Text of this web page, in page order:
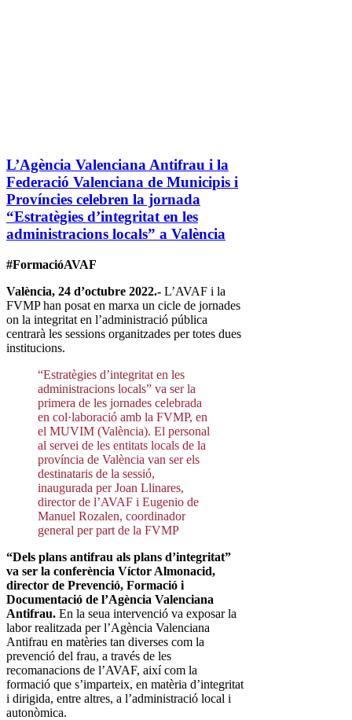
L’Agència Valenciana Antifrau i la
Federació Valenciana de Municipis i
Províncies celebren la jornada
“Estratègies d’integritat en les
administracions locals” a València
#FormacióAVAF
València, 24 d’octubre 2022.- L’AVAF i la
FVMP han posat en marxa un cicle de jornades
on la integritat en l’administració pública
centrarà les sessions organitzades per totes dues
institucions.
“Estratègies d’integritat en les
administracions locals” va ser la
primera de les jornades celebrada
en col·laboració amb la FVMP, en
el MUVIM (València). El personal
al servei de les entitats locals de la
província de València van ser els
destinataris de la sessió,
inaugurada per Joan Llinares,
director de l’AVAF i Eugenio de
Manuel Rozalen, coordinador
general per part de la FVMP
“Dels plans antifrau als plans d’integritat”
va ser la conferència Víctor Almonacid,
director de Prevenció, Formació i
Documentació de l’Agència Valenciana
Antifrau. En la seua intervenció va exposar la
labor realitzada per l’Agència Valenciana
Antifrau en matèries tan diverses com la
prevenció del frau, a través de les
recomanacions de l’AVAF, així com la
formació que s’imparteix, en matèria d’integritat
i dirigida, entre altres, a l’administració local i
autonòmica.